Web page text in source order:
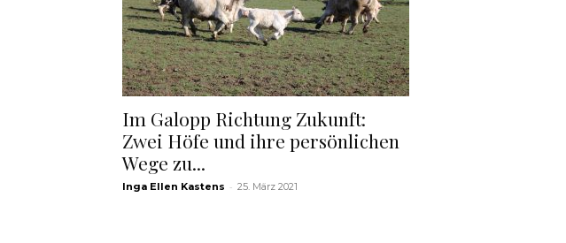
Im Galopp Richtung Zukunft:
Zwei Höfe und ihre persönlichen
Wege zu...
Inga Ellen Kastens - 25. März 2021